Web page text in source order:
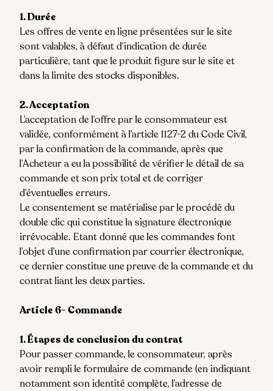
1. Durée
Les offres de vente en ligne présentées sur le site
sont valables, à défaut d’indication de durée
particulière, tant que le produit figure sur le site et
dans la limite des stocks disponibles.
2. Acceptation
L’acceptation de l’offre par le consommateur est
validée, conformément à l’article 1127-2 du Code Civil,
par la confirmation de la commande, après que
l’Acheteur a eu la possibilité de vérifier le détail de sa
commande et son prix total et de corriger
d’éventuelles erreurs.
Le consentement se matérialise par le procédé du
double clic qui constitue la signature électronique
irrévocable. Etant donné que les commandes font
l’objet d’une confirmation par courrier électronique,
ce dernier constitue une preuve de la commande et du
contrat liant les deux parties.
Article 6- Commande
1. Étapes de conclusion du contrat
Pour passer commande, le consommateur, après
avoir rempli le formulaire de commande (en indiquant
notamment son identité complète, l’adresse de